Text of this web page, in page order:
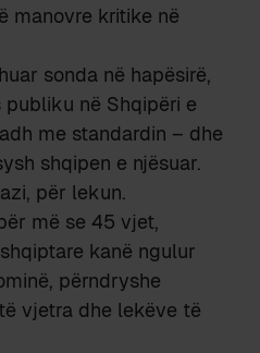
manovre kritike në
sonda në hapësirë,
në Shqipëri e
me standardin – dhe
shqipen e njësuar.
për lekun.
më se 45 vjet,
kanë ngulur
përndryshe
vjetra dhe lekëve të